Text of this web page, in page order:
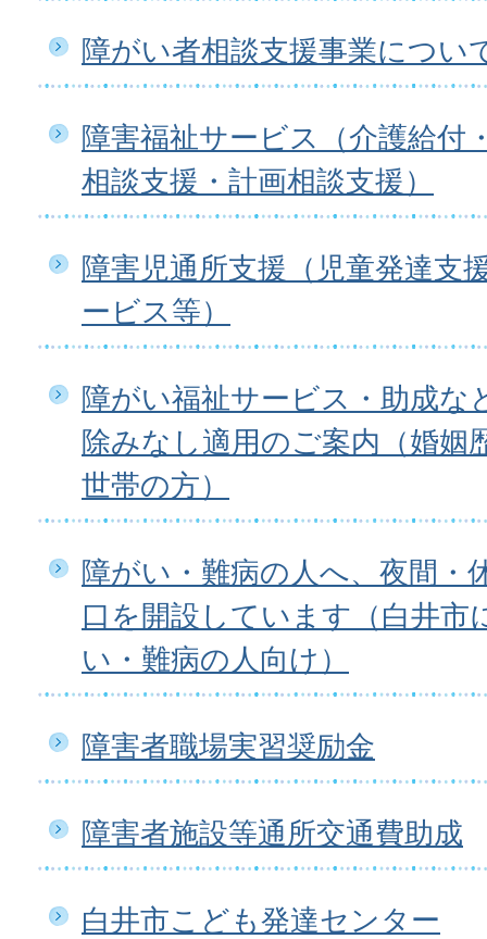
障がい者相談支援事業につい
障害福祉サービス（介護給付
相談支援・計画相談支援）
障害児通所支援（児童発達支
ービス等）
障がい福祉サービス・助成な
除みなし適用のご案内（婚姻
世帯の方）
障がい・難病の人へ、夜間・
口を開設しています（白井市
い・難病の人向け）
障害者職場実習奨励金
障害者施設等通所交通費助成
白井市こども発達センター